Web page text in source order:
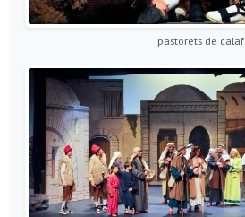
pastorets de calaf